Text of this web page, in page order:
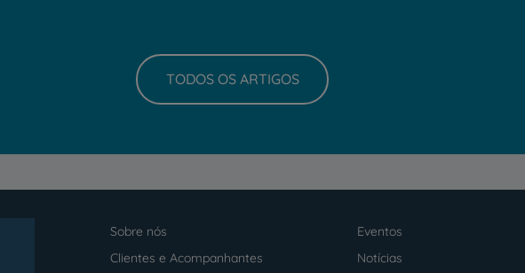
TODOS OS ARTIGOS
footer
Sobre nós
Eventos
Clientes e Acompanhantes
Notícias